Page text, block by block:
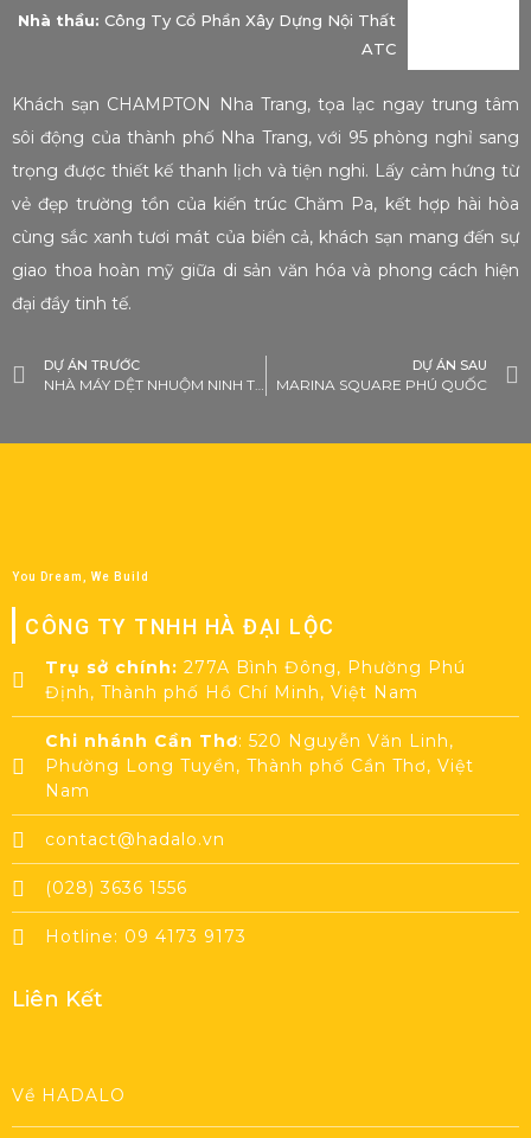
Nhà thầu: Công Ty Cổ Phần Xây Dựng Nội Thất
ATC
Khách sạn CHAMPTON Nha Trang, tọa lạc ngay trung tâm
sôi động của thành phố Nha Trang, với 95 phòng nghỉ sang
trọng được thiết kế thanh lịch và tiện nghi. Lấy cảm hứng từ
vẻ đẹp trường tồn của kiến trúc Chăm Pa, kết hợp hài hòa
cùng sắc xanh tươi mát của biển cả, khách sạn mang đến sự
giao thoa hoàn mỹ giữa di sản văn hóa và phong cách hiện
đại đầy tinh tế.
DỰ ÁN TRƯỚC
NHÀ MÁY DỆT NHUỘM NINH THUẬN
DỰ ÁN SAU
MARINA SQUARE PHÚ QUỐC
You Dream, We Build
CÔNG TY TNHH HÀ ĐẠI LỘC
Trụ sở chính: 277A Bình Đông, Phường Phú
Định, Thành phố Hồ Chí Minh, Việt Nam
Chi nhánh Cần Thơ: 520 Nguyễn Văn Linh,
Phường Long Tuyền, Thành phố Cần Thơ, Việt
Nam
contact@hadalo.vn
(028) 3636 1556
Hotline: 09 4173 9173
Liên Kết
Về HADALO